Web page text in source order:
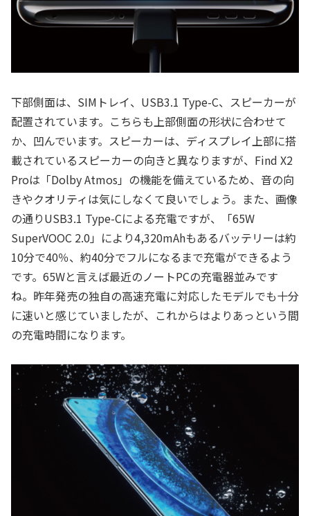
下部側面は、SIMトレイ、USB3.1 Type-C、スピーカーが
配置されています。こちらも上部側面の形状に合わせて
か、凹んでいます。スピーカーは、ディスプレイ上部に搭
載されているスピーカーの向きと異なりますが、Find X2
Proは「Dolby Atmos」の機能を備えているため、音の向
きやクオリティは気にしなくて良いでしょう。また、画像
の通りUSB3.1 Type-Cによる充電ですが、「65W
SuperVOOC 2.0」により4,320mAhもあるバッテリーは約
10分で40％、約40分でフルになるまで充電ができるよう
です。65Wと言えば最近のノートPCの充電器並みです
ね。昨年発売の独自の高速充電に対応したモデルでも十分
に速いと感じていましたが、これからはよりあっという間
の充電時間になります。